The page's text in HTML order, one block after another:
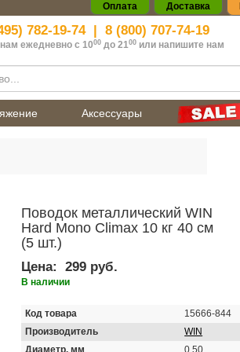
Оплата Доставка
782-19-74| 8 (800) 707-74-19
ежедневно с 1000до 2100 или напишите нам
Аксессуары
Поводок металлический WIN
Hard Mono Climax 10 кг 40 см
(5 шт.)
Цена: 299 руб.
В наличии
Код товара
15666-844
Производитель
WIN